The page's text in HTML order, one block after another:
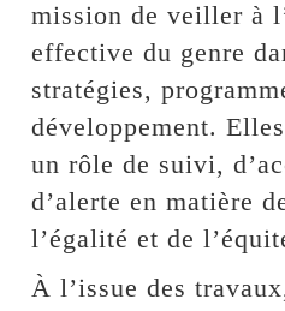
mission de veiller à
effective du genre
stratégies,
développement.
un rôle de suivi,
d’alerte en matière
l’égalité et de
À l’issue des